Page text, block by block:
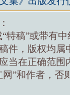
特稿”或带有
件，版权均属
当在正确范围
”和作者，否